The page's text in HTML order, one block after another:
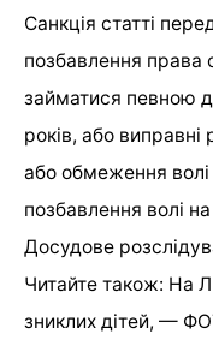
Санкція статті
позбавлення права
займатися певною
років, або виправні
або обмеження волі
позбавлення волі
Досудове
Читайте також: На
зниклих дітей, —